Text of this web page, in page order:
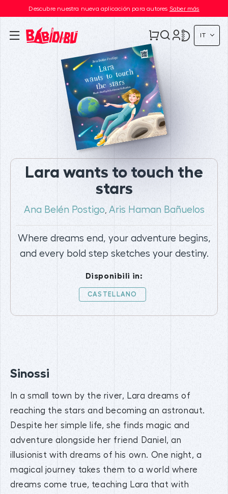
Descubre nuestra nueva aplicación para autores Saber más
IT
Lara wants to touch the
stars
Ana Belén Postigo, Aris Haman Bañuelos
Where dreams end, your adventure begins,
and every bold step sketches your destiny.
Disponibili in:
CASTELLANO
Sinossi
In a small town by the river, Lara dreams of
reaching the stars and becoming an astronaut.
Despite her simple life, she finds magic and
adventure alongside her friend Daniel, an
illusionist with dreams of his own. One night, a
magical journey takes them to a world where
dreams come true, teaching Lara that with